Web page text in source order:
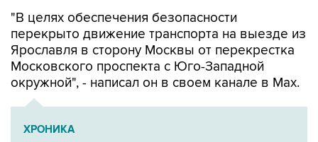
"В целях обеспечения безопасности
перекрыто движение транспорта на выезде из
Ярославля в сторону Москвы от перекрестка
Московского проспекта с Юго-Западной
окружной", - написал он в своем канале в Мах.
ХРОНИКА